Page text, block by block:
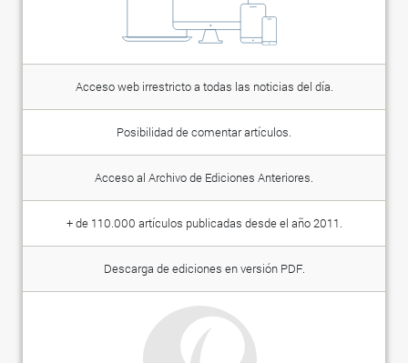
Acceso web irrestricto a todas las noticias del día.
Posibilidad de comentar artículos.
Acceso al Archivo de Ediciones Anteriores.
+ de 110.000 artículos publicadas desde el año 2011.
Descarga de ediciones en versión PDF.